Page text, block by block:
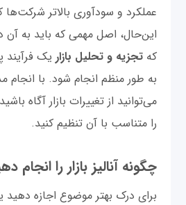
عملکرد و سودآوری بالاتر
این‌حال، اصل مهمی که باید به
کهتجزیه و تحلیل بازار یک فرآیند
به طور منظم انجام شود. با انجام
می‌توانید از تغییرات بازار آگاه
را متناسب با آن تنظیم کنید.
چگونه آنالیز بازار را انجام
برای درک بهتر موضوع اجازه دهید